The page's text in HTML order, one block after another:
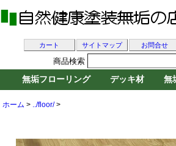
ホーム > ../floor/>
カート サイトマップ お問合せ
商品検索
無垢フローリング デッキ材 無